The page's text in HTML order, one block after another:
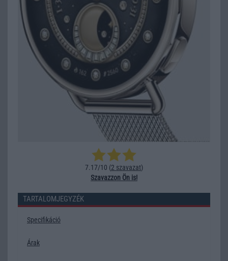
7.17/10 (2 szavazat)
Szavazzon Ön is!
TARTALOMJEGYZÉK
Specifikáció
Árak